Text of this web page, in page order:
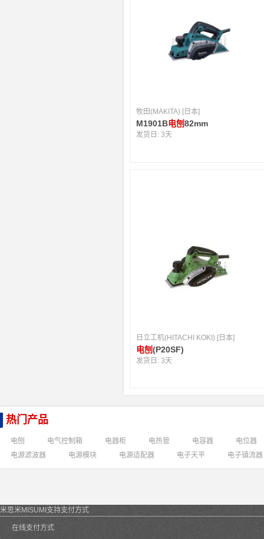
牧田(MAKITA) [日本]
M1901B电刨82mm
发货日:3天
日立工机(HITACHI KOKI) [日本]
电刨(P20SF)
发货日:3天
热门产品
电刨 电气控制箱 电器柜 电热管 电容器
电位器
电源滤波器
电源模块 电源适配器 电子天平 电子镇流器
米思米MISUMI支持支付方式
在线支付方式